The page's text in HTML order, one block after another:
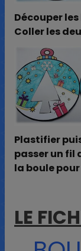
Découper
Coller les
Plastifier
passer un fil
la boule
LE